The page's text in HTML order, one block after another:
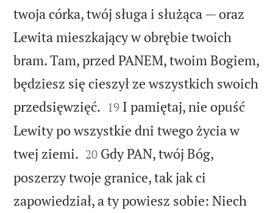
twoja córka, twój sługa i służąca — oraz
Lewita mieszkający w obrębie twoich
bram. Tam, przed PANEM, twoim Bogiem,
będziesz się cieszył ze wszystkich swoich
przedsięwzięć. 

19 I pamiętaj, nie opuść
Lewity po wszystkie dni twego życia w
twej ziemi. 

20 Gdy PAN, twój Bóg,
poszerzy twoje granice, tak jak ci
zapowiedział, a ty powiesz sobie: Niech